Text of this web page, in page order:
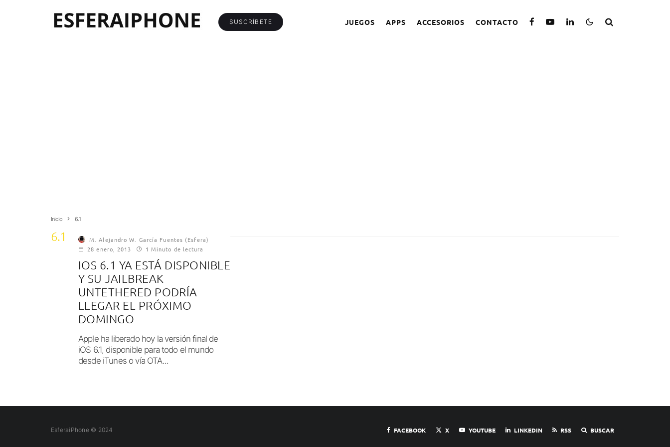
SUSCRÍBETE JUEGOS APPS ACCESORIOS CONTACTO
Inicio 6.1
6.1
M. Alejandro W. García Fuentes (Esfera)
28 enero, 2013
1 Minuto de lectura
IOS 6.1 YA ESTÁ DISPONIBLE
Y SU JAILBREAK
UNTETHERED PODRÍA
LLEGAR EL PRÓXIMO
DOMINGO
Apple ha liberado hoy la versión final de
iOS 6.1, disponible para todo el mundo
desde iTunes o vía OTA...
EsferaiPhone © 2024 FACEBOOK X YOUTUBE LINKEDIN RSS BUSCAR